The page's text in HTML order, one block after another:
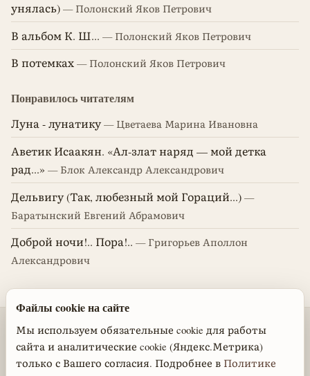
унялась) — Полонский Яков Петрович
В альбом К. Ш... — Полонский Яков Петрович
В потемках — Полонский Яков Петрович
Понравилось читателям
Луна - лунатику — Цветаева Марина Ивановна
Аветик Исаакян. «Ал-злат наряд — мой детка
рад...» — Блок Александр Александрович
Дельвигу (Так, любезный мой Гораций...) —
Баратынский Евгений Абрамович
Доброй ночи!.. Пора!.. — Григорьев Аполлон
Александрович
© 2026 Стихотворения поэтов классиков
Политика обработки персональных данных·
Политика cookie·Настройки cookie
Файлы cookie на сайте
Мы используем обязательные cookie для работы
сайта и аналитические cookie (Яндекс.Метрика)
только с Вашего согласия. Подробнее в Политике